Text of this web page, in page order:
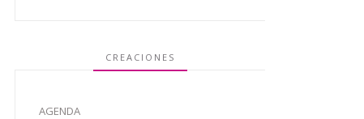
CREACIONES
AGENDA